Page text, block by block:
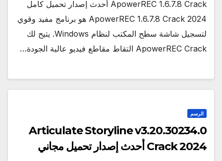
ApowerREC 1.6.7.8 Crack أحدث إصدار تحميل كامل
2024 ApowerREC 1.6.7.8 Crack هو برنامج مفيد وقوي
لتسجيل شاشة سطح المكتب لنظام Windows. يتيح لك
ApowerREC Crack التقاط مقاطع فيديو عالية الجودة…
الرسم
Articulate Storyline v3.20.30234.0
Crack 2024 أحدث إصدار تحميل مجاني